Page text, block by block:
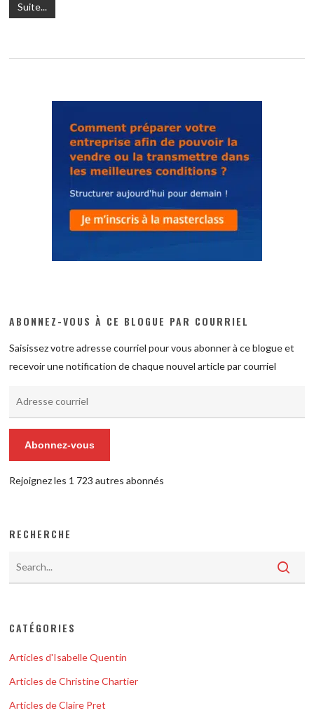
Suite...
ABONNEZ-VOUS À CE BLOGUE PAR COURRIEL
Saisissez votre adresse courriel pour vous abonner à ce blogue et
recevoir une notification de chaque nouvel article par courriel
Abonnez-vous
Rejoignez les 1 723 autres abonnés
RECHERCHE
CATÉGORIES
Articles d'Isabelle Quentin
Articles de Christine Chartier
Articles de Claire Pret